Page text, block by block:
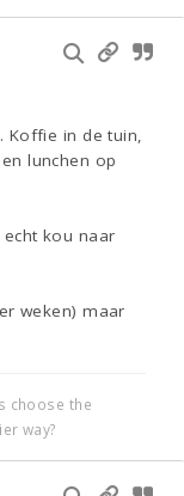
Koffie in de tuin,
lunchen op
kou naar
weken) maar
choose the
way?